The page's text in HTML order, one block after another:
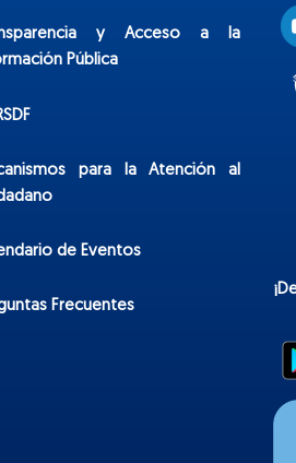
y Acceso a la
Pública
para la Atención al
de Eventos
Frecuentes